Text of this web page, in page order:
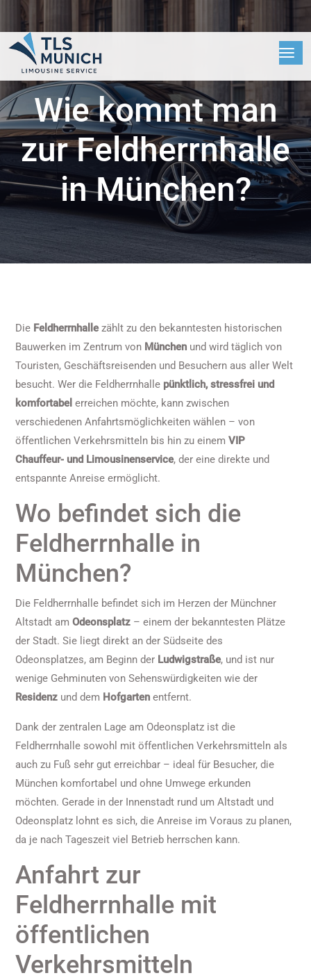
Wie kommt man
zur Feldherrnhalle
in München?
Die Feldherrnhallezählt zu den bekanntesten historischen
Bauwerken im Zentrum von München und wird täglich von
Touristen, Geschäftsreisenden und Besuchern aus aller Welt
besucht. Wer die Feldherrnhalle pünktlich, stressfrei und
komfortabel erreichen möchte, kann zwischen
verschiedenen Anfahrtsmöglichkeiten wählen – von
öffentlichen Verkehrsmitteln bis hin zu einem VIP
Chauffeur- und Limousinenservice, der eine direkte und
entspannte Anreise ermöglicht.
Wo befindet sich die
Feldherrnhalle in
München?
Die Feldherrnhalle befindet sich im Herzen der Münchner
Altstadt am Odeonsplatz – einem der bekanntesten Plätze
der Stadt. Sie liegt direkt an der Südseite des
Odeonsplatzes, am Beginn der Ludwigstraße, und ist nur
wenige Gehminuten von Sehenswürdigkeiten wie der
Residenz und dem Hofgarten entfernt.
Dank der zentralen Lage am Odeonsplatz ist die
Feldherrnhalle sowohl mit öffentlichen Verkehrsmitteln als
auch zu Fuß sehr gut erreichbar – ideal für Besucher, die
München komfortabel und ohne Umwege erkunden
möchten. Gerade in der Innenstadt rund um Altstadt und
Odeonsplatz lohnt es sich, die Anreise im Voraus zu planen,
da je nach Tageszeit viel Betrieb herrschen kann.
Anfahrt zur
Feldherrnhalle mit
öffentlichen
Verkehrsmitteln